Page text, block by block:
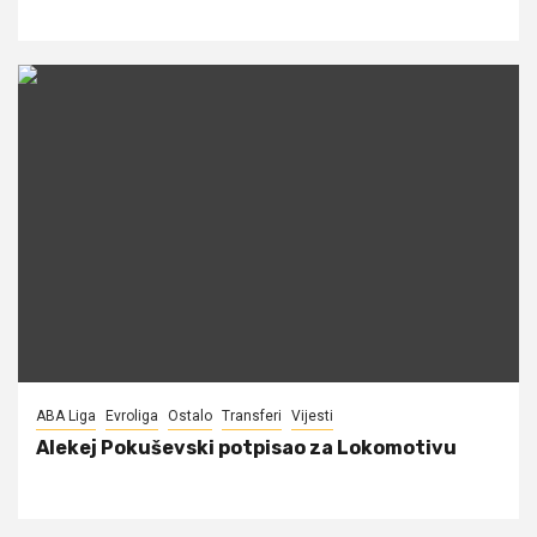
ABA Liga Evroliga Ostalo Transferi Vijesti
Alekej Pokuševski potpisao za Lokomotivu